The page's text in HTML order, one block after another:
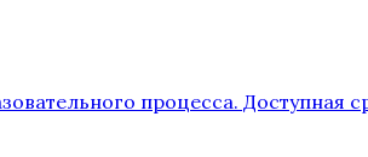
процесса. Доступная